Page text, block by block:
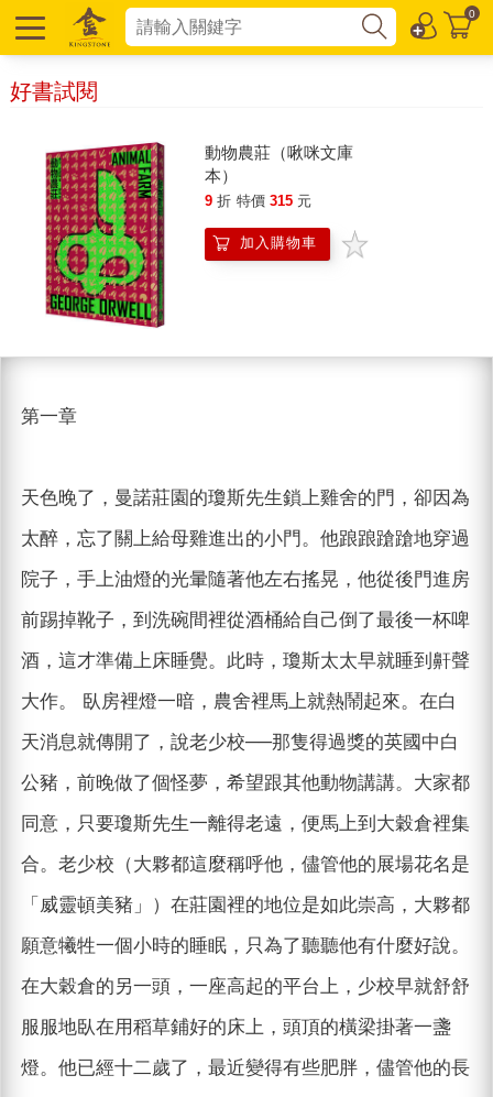
0
好書試閱
動物農莊（啾咪文庫
本）
9 折 特價 315 元
加入購物車
第一章
天色晚了，曼諾莊園的瓊斯先生鎖上雞舍的門，卻因為
太醉，忘了關上給母雞進出的小門。他踉踉蹌蹌地穿過
院子，手上油燈的光暈隨著他左右搖晃，他從後門進房
前踢掉靴子，到洗碗間裡從酒桶給自己倒了最後一杯啤
酒，這才準備上床睡覺。此時，瓊斯太太早就睡到鼾聲
大作。 臥房裡燈一暗，農舍裡馬上就熱鬧起來。在白
天消息就傳開了，說老少校──那隻得過獎的英國中白
公豬，前晚做了個怪夢，希望跟其他動物講講。大家都
同意，只要瓊斯先生一離得老遠，便馬上到大穀倉裡集
合。老少校（大夥都這麼稱呼他，儘管他的展場花名是
「威靈頓美豬」）在莊園裡的地位是如此崇高，大夥都
願意犧牲一個小時的睡眠，只為了聽聽他有什麼好說。
在大穀倉的另一頭，一座高起的平台上，少校早就舒舒
服服地臥在用稻草鋪好的床上，頭頂的橫梁掛著一盞
燈。他已經十二歲了，最近變得有些肥胖，儘管他的長